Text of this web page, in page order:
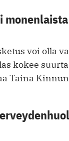
voi olla
kokee
Taina